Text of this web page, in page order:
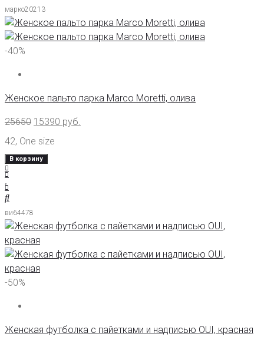
марко20213
-40%
Женское пальто парка Marco Moretti, олива
25650 15390 руб.
42, One size
В корзину
ви64478
-50%
Женская футболка с пайетками и надписью OUI, красная